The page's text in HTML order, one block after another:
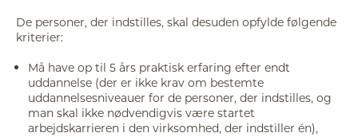
De personer, der indstilles, skal desuden opfylde følgende
kriterier:
Må have op til 5 års praktisk erfaring efter endt
uddannelse (der er ikke krav om bestemte
uddannelsesniveauer for de personer, der indstilles, og
man skal ikke nødvendigvis være startet
arbejdskarrieren i den virksomhed, der indstiller én),